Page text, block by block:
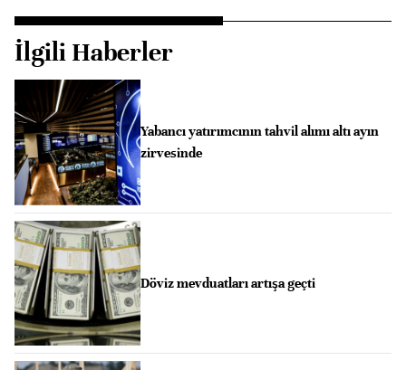
İlgili Haberler
Yabancı yatırımcının tahvil alımı altı ayın
zirvesinde
Döviz mevduatları artışa geçti